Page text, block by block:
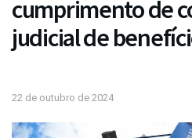
cumprimento de
judicial de
22 de outubro de 2024